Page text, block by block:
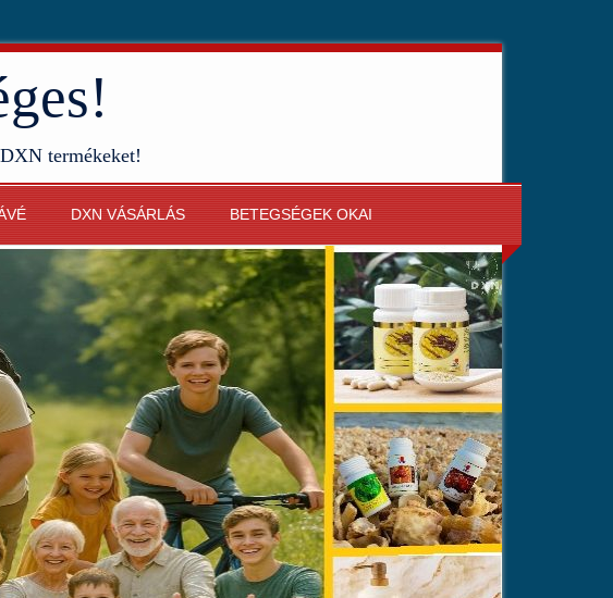
termékeket!
DXN VÁSÁRLÁS BETEGSÉGEK OKAI